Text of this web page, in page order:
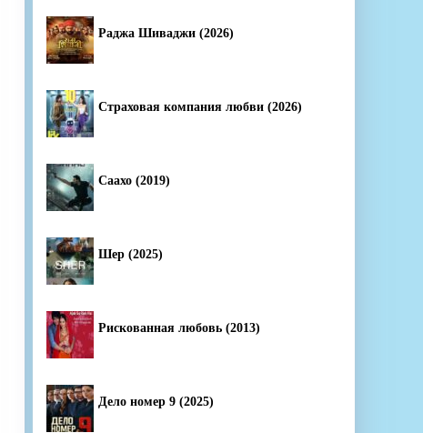
Раджа Шиваджи (2026)
Страховая компания любви (2026)
Саахо (2019)
Шер (2025)
Рискованная любовь (2013)
Дело номер 9 (2025)